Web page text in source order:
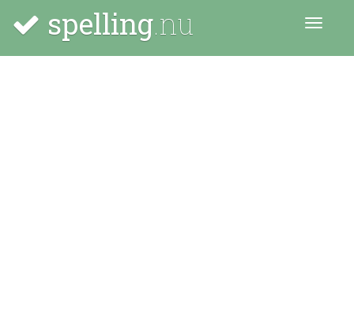
spelling.nu Menu